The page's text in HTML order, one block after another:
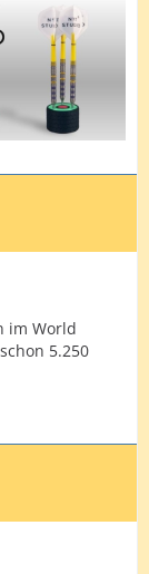
im World
5.250